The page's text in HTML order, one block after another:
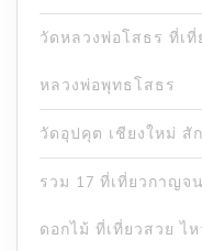
วัดหลวงพ่อโสธร ที่เที่
หลวงพ่อพุทธโสธร
วัดอุปคุต เชียงใหม่ สั
รวม 17 ที่เที่ยวกาญจ
ดอกไม้ ที่เที่ยวสวย ไห